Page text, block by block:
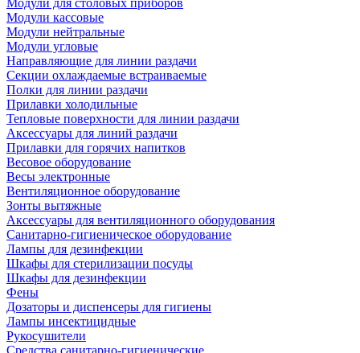
Модули для столовых приборов
Модули кассовые
Модули нейтральные
Модули угловые
Направляющие для линии раздачи
Секции охлаждаемые встраиваемые
Полки для линии раздачи
Прилавки холодильные
Тепловые поверхности для линии раздачи
Аксессуары для линий раздачи
Прилавки для горячих напитков
Весовое оборудование
Весы электронные
Вентиляционное оборудование
Зонты вытяжные
Аксессуары для вентиляционного оборудования
Санитарно-гигиеническое оборудование
Лампы для дезинфекции
Шкафы для стерилизации посуды
Шкафы для дезинфекции
Фены
Дозаторы и диспенсеры для гигиены
Лампы инсектицидные
Рукосушители
Средства санитарно-гигиенические